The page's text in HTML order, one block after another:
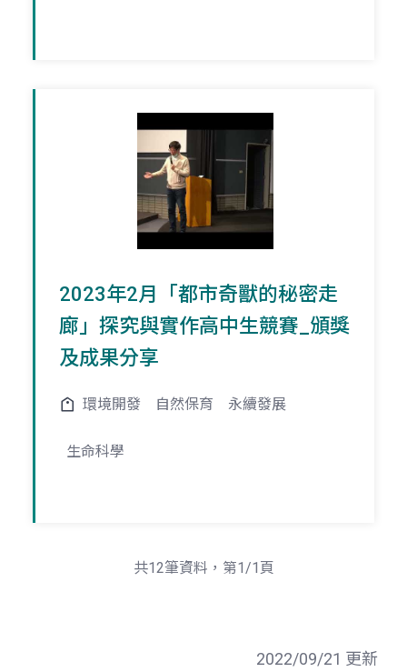
2023年2月「都市奇獸的秘密走
廊」探究與實作高中生競賽_頒獎
及成果分享
環境開發 自然保育 永續發展
生命科學
共12筆資料，第1/1頁
2022/09/21 更新